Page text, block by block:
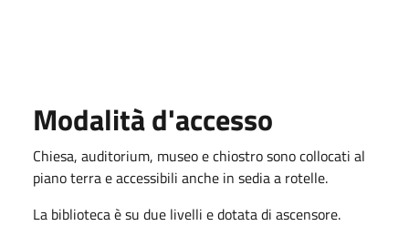
Modalità d'accesso
Chiesa, auditorium, museo e chiostro sono collocati al
piano terra e accessibili anche in sedia a rotelle.
La biblioteca è su due livelli e dotata di ascensore.